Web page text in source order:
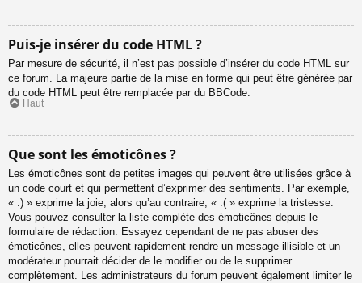
Puis-je insérer du code HTML ?
Par mesure de sécurité, il n’est pas possible d’insérer du code HTML sur
ce forum. La majeure partie de la mise en forme qui peut être générée par
du code HTML peut être remplacée par du BBCode.
Haut
Que sont les émoticônes ?
Les émoticônes sont de petites images qui peuvent être utilisées grâce à
un code court et qui permettent d’exprimer des sentiments. Par exemple,
« :) » exprime la joie, alors qu’au contraire, « :( » exprime la tristesse.
Vous pouvez consulter la liste complète des émoticônes depuis le
formulaire de rédaction. Essayez cependant de ne pas abuser des
émoticônes, elles peuvent rapidement rendre un message illisible et un
modérateur pourrait décider de le modifier ou de le supprimer
complètement. Les administrateurs du forum peuvent également limiter le